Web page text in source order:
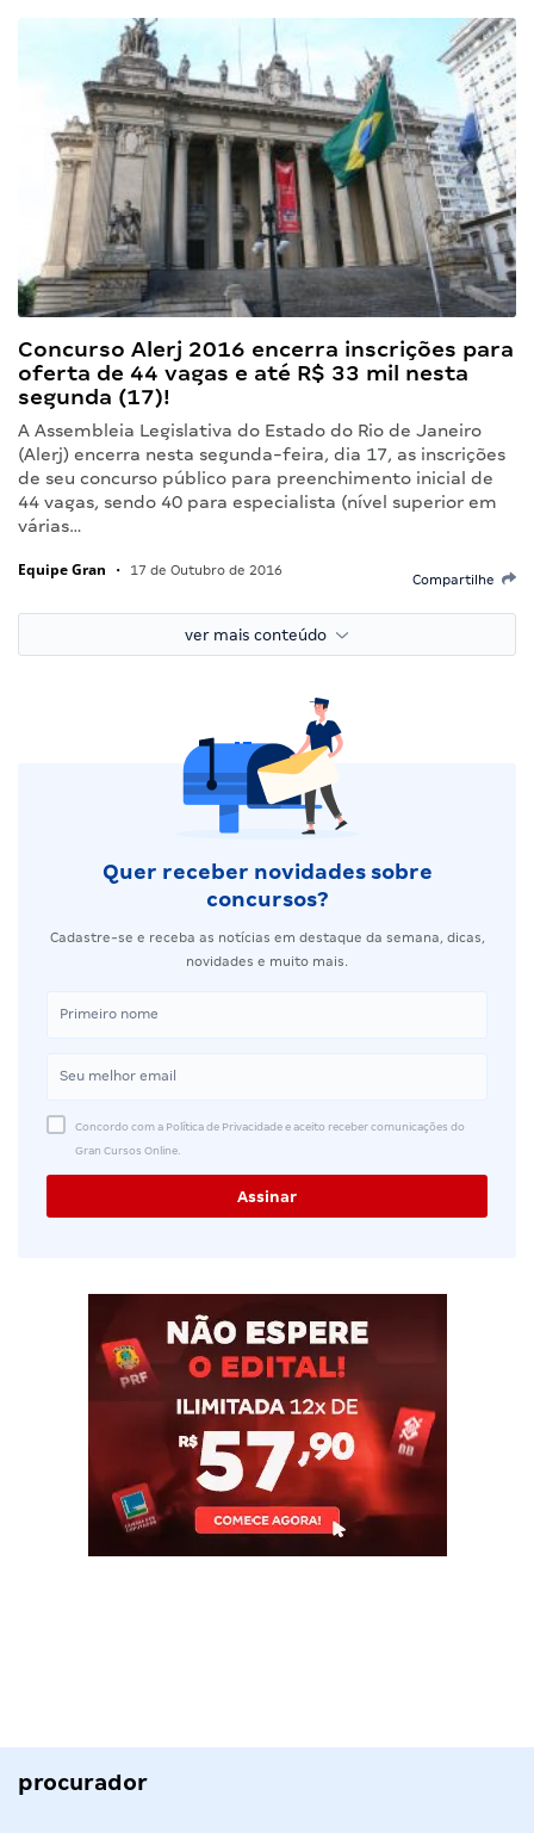
Concurso Alerj 2016 encerra inscrições para
oferta de 44 vagas e até R$ 33 mil nesta
segunda (17)!
A Assembleia Legislativa do Estado do Rio de Janeiro
(Alerj) encerra nesta segunda-feira, dia 17, as inscrições
de seu concurso público para preenchimento inicial de
44 vagas, sendo 40 para especialista (nível superior em
várias…
Equipe Gran • 17 de Outubro de 2016
Compartilhe
ver mais conteúdo
Quer receber novidades sobre
concursos?
Cadastre-se e receba as notícias em destaque da semana, dicas,
novidades e muito mais.
Concordo com a Política de Privacidade e aceito receber comunicações do
Gran Cursos Online.
procurador